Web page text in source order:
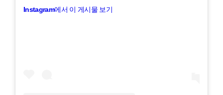
Instagram에서 이 게시물 보기